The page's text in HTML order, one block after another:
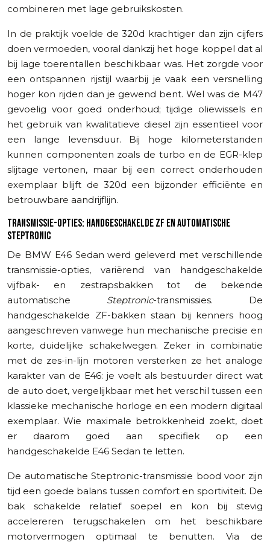
combineren met lage gebruikskosten.
In de praktijk voelde de 320d krachtiger dan zijn cijfers
doen vermoeden, vooral dankzij het hoge koppel dat al
bij lage toerentallen beschikbaar was. Het zorgde voor
een ontspannen rijstijl waarbij je vaak een versnelling
hoger kon rijden dan je gewend bent. Wel was de M47
gevoelig voor goed onderhoud; tijdige oliewissels en
het gebruik van kwalitatieve diesel zijn essentieel voor
een lange levensduur. Bij hoge kilometerstanden
kunnen componenten zoals de turbo en de EGR-klep
slijtage vertonen, maar bij een correct onderhouden
exemplaar blijft de 320d een bijzonder efficiënte en
betrouwbare aandrijflijn.
TRANSMISSIE-OPTIES: HANDGESCHAKELDE ZF EN AUTOMATISCHE
STEPTRONIC
De BMW E46 Sedan werd geleverd met verschillende
transmissie-opties, variërend van handgeschakelde
vijfbak- en zestrapsbakken tot de bekende
automatische Steptronic-transmissies. De
handgeschakelde ZF-bakken staan bij kenners hoog
aangeschreven vanwege hun mechanische precisie en
korte, duidelijke schakelwegen. Zeker in combinatie
met de zes-in-lijn motoren versterken ze het analoge
karakter van de E46: je voelt als bestuurder direct wat
de auto doet, vergelijkbaar met het verschil tussen een
klassieke mechanische horloge en een modern digitaal
exemplaar. Wie maximale betrokkenheid zoekt, doet
er daarom goed aan specifiek op een
handgeschakelde E46 Sedan te letten.
De automatische Steptronic-transmissie bood voor zijn
tijd een goede balans tussen comfort en sportiviteit. De
bak schakelde relatief soepel en kon bij stevig
accelereren terugschakelen om het beschikbare
motorvermogen optimaal te benutten. Via de